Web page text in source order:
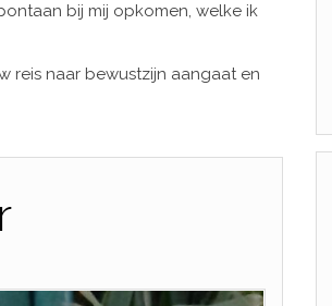
bij mij opkomen, welke ik
reis naar bewustzijn aangaat en